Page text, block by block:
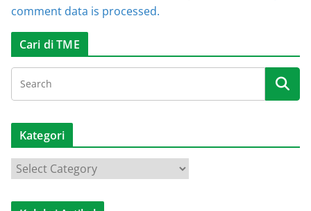
comment data is processed.
Cari di TME
Kategori
a
t